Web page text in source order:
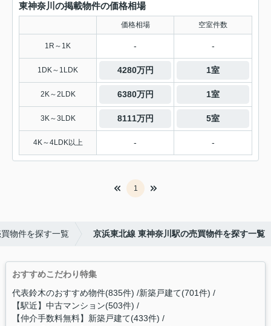
東神奈川の掲載物件の価格相場
価格相場 空室件数
1R～1K - -
1DK～1LDK 4280万円 1室
2K～2LDK 6380万円 1室
3K～3LDK 8111万円 5室
4K～4LDK以上 - -
1
物件を探す一覧 京浜東北線 東神奈川駅の売買物件を探す一覧
おすすめこだわり特集
代表鈴木のおすすめ物件(835件) 新築戸建て(701件)
【駅近】中古マンション(503件)
【仲介手数料無料】新築戸建て(433件)